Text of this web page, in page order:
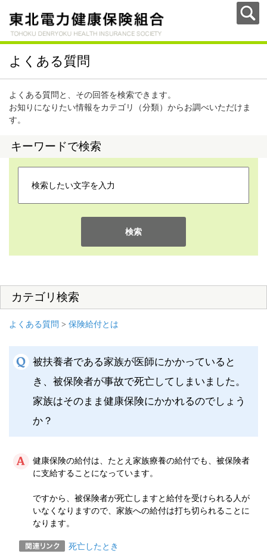
よくある質問
よくある質問と、その回答を検索できます。
お知りになりたい情報をカテゴリ（分類）からお調べいただけま
す。
キーワードで検索
検索
カテゴリ検索
よくある質問 > 保険給付とは
被扶養者である家族が医師にかかっていると
き、被保険者が事故で死亡してしまいました。
家族はそのまま健康保険にかかれるのでしょう
か？
健康保険の給付は、たとえ家族療養の給付でも、被保険者
に支給することになっています。
ですから、被保険者が死亡しますと給付を受けられる人が
いなくなりますので、家族への給付は打ち切られることに
なります。
死亡したとき